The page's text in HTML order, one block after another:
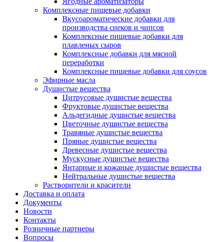
Комплексные пищевые добавки
Вкусоароматические добавки для
производства снеков и чипсов
Комплексные пищевые добавки для
плавленых сыров
Комплексные добавки для мясной
переработки
Комплексные пищевые добавки для соусов
Эфирные масла
Душистые вещества
Цитрусовые душистые вещества
Фруктовые душистые вещества
Альдегидные душистые вещества
Цветочные душистые вещества
Травяные душистые вещества
Пряные душистые вещества
Древесные душистые вещества
Мускусные душистые вещества
Янтарные и кожаные душистые вещества
Нейтральные душистые вещества
Растворители и красители
Доставка и оплата
Документы
Новости
Контакты
Розничные партнеры
Вопросы